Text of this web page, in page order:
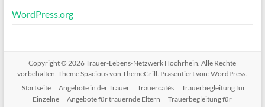
WordPress.org
Copyright © 2026Trauer-Lebens-Netzwerk Hochrhein. Alle Rechte
vorbehalten. ThemeSpaciousvon ThemeGrill. Präsentiert von:WordPress.
Startseite
Angebote in der Trauer Trauercafés
Trauerbegleitung für
Einzelne
Angebote für trauernde Eltern
Trauerbegleitung für